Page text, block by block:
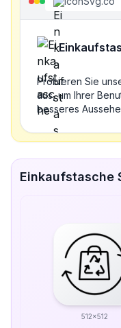
Probieren Sie
aus, um Ihrer
besseres
Einkaufstasche
512x512